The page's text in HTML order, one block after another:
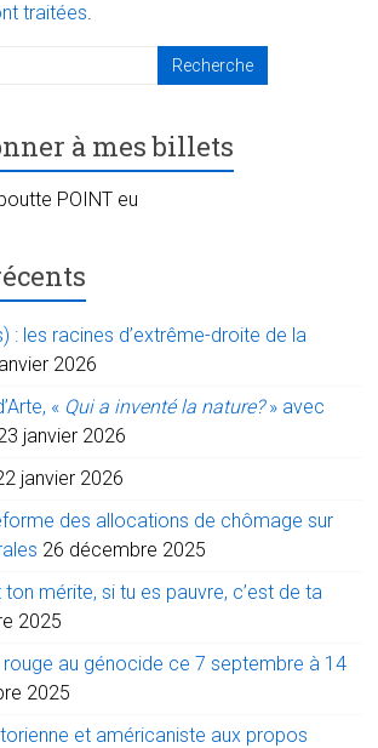
traitées.
à mes billets
POINT eu
: les racines d’extrême-droite de la
2026
« Qui a inventé la nature?» avec
janvier 2026
janvier 2026
des allocations de chômage sur
26 décembre 2025
ton mérite, si tu es pauvre, c’est de ta
2025
rouge au génocide ce 7 septembre à 14
2025
et américaniste aux propos